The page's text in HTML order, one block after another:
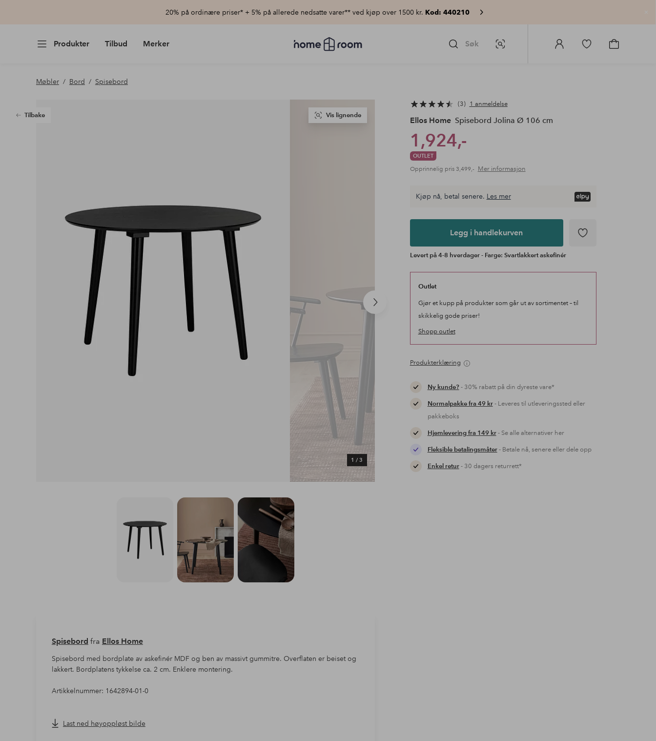
20% på ordinære priser* + 5% på allerede nedsatte varer** ved kjøp over 1500 kr. Kod: 440210
Produkter Tilbud Merker
Homeroom
–
pris
Søk Bildesøk
Logg
Gå
Gå
Møbler Bord Spisebord
Tilbake
Neste
produkt
1 / 3
Vis lignende
3 1 anmeldelse
Ellos Home Spisebord Jolina Ø 106 cm
1,924,-
OUTLET
Opprinnelig pris 3,499,- Mer informasjon
Kjøp nå, betal senere. Les mer
Legg i handlekurven
Levert på 4-8 hverdager - Farge: Svartlakkert askefinér
Outlet
Gjør et kupp på produkter som går ut av sortimentet – til
skikkelig gode priser!
Shopp outlet
Produkterklæring
Ny kunde?- 30% rabatt på din dyreste vare*
Normalpakke fra 49 kr- Leveres til utleveringssted eller
pakkeboks
Hjemlevering fra 149 kr- Se alle alternativer her
Fleksible betalingsmåter- Betale nå, senere eller dele opp
Enkel retur- 30 dagers returrett*
Spisebord fra Ellos Home
Spisebord med bordplate av askefinér MDF og ben av massivt gummitre. Overflaten er beiset og
lakkert. Bordplatens tykkelse ca. 2 cm. Enklere montering.
Artikkelnummer: 1642894-01-0
Last ned høyoppløst bilde